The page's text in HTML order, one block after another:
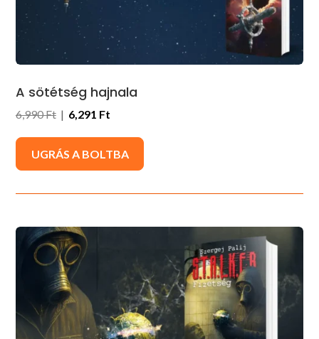
A sötétség hajnala
6,990 Ft| 6,291 Ft
UGRÁS A BOLTBA